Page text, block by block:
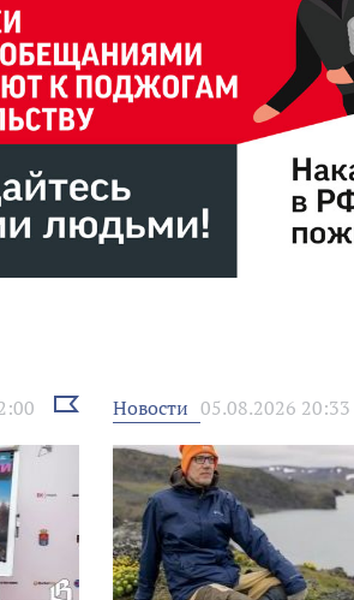
Выбрать
новость
Новости 05.08.2026 20:33